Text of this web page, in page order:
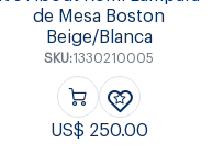
de Mesa Boston
Beige/Blanca
SKU:1330210005
US$ 250.00